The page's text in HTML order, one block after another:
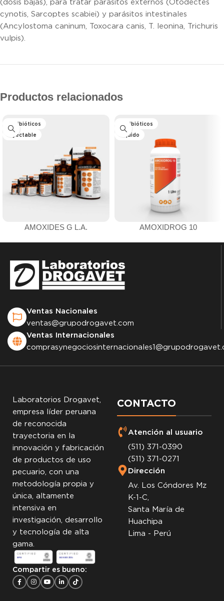
(dosis bajas), para tratar parásitos externos (Otodectes
cynotis, Sarcoptes scabiei) y parásitos intestinales
(Ancylostoma caninum, Toxocara canis, T. leonina, Trichuris
vulpis).
Productos relacionados
Antibióticos
Inyectable
AMOXIDES G L.A.
Antibióticos
Líquido
AMOXIDROG 10
Ventas Nacionales
ventas@grupodrogavet.com
Ventas Internacionales
Laboratorios Drogavet,
empresa líder peruana
de reconocida
trayectoria en la
innovación y fabricación
de productos de uso
pecuario, con una
metodología propia y
única, altamente
intensiva en
investigación, desarrollo
y tecnología de alta
gama.
Compartir es bueno:
CONTACTO
Atención al usuario
(511) 371-0390
(511) 371-0271
Dirección
Av. Los Cóndores Mz
K-1-C,
Santa María de
Huachipa
Lima - Perú